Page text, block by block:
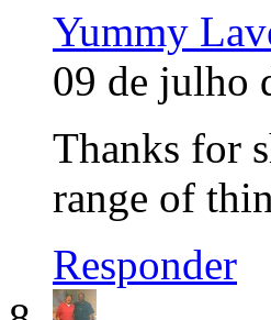
Yummy
09 de julho
Thanks for
range of
Responder